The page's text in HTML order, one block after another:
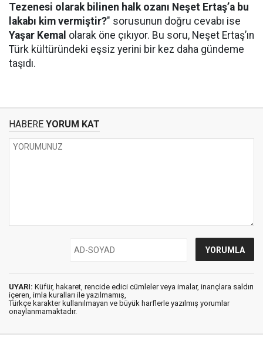
Tezenesi olarak bilinen halk ozanı Neşet Ertaş’a bu
lakabı kim vermiştir?" sorusunun doğru cevabı ise
Yaşar Kemal olarak öne çıkıyor. Bu soru, Neşet Ertaş’ın
Türk kültüründeki eşsiz yerini bir kez daha gündeme
taşıdı.
HABERE YORUM KAT
UYARI: Küfür, hakaret, rencide edici cümleler veya imalar, inançlara saldırı
içeren, imla kuralları ile yazılmamış,
Türkçe karakter kullanılmayan ve büyük harflerle yazılmış yorumlar
onaylanmamaktadır.